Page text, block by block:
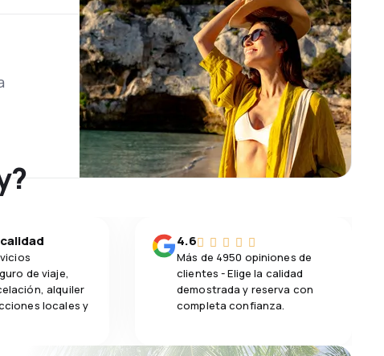
de viaje,
alquiler
locales y
4.6
Más de 4950 opiniones de
clientes - Elige la calidad
demostrada y reserva con
completa confianza.